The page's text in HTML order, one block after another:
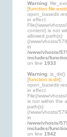
Warning:
[function.file-
open_basedir
in effect.
File(/www/
content) is not
allowed path(s):
(/www/vhosts/
in
/www/vhosts/
includes/
on line 1933
Warning: is_dir()
[function.is-dir]:
open_basedir
in effect.
File(/www/
is not within the
path(s):
(/www/vhosts/
in
/www/vhosts/
includes/
on line 1942